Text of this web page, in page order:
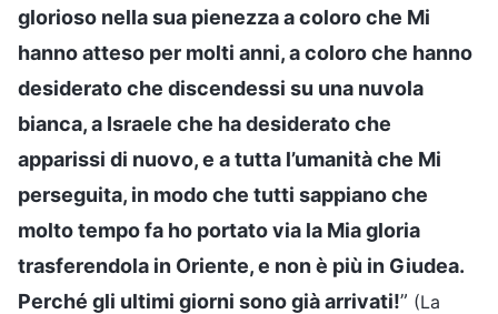
glorioso nella sua pienezza a coloro che Mi
hanno atteso per molti anni, a coloro che hanno
desiderato che discendessi su una nuvola
bianca, a Israele che ha desiderato che
apparissi di nuovo, e a tutta l’umanità che Mi
perseguita, in modo che tutti sappiano che
molto tempo fa ho portato via la Mia gloria
trasferendola in Oriente, e non è più in Giudea.
Perché gli ultimi giorni sono già arrivati!” (La